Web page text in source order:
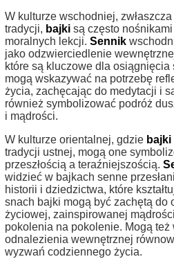
W kulturze wschodniej,
tradycji, bajki są często
moralnych lekcji. Sennik
jako odzwierciedlenie
które są kluczowe dla
mogą wskazywać na potrzebę
życia, zachęcając do medytacji i
również symbolizować podróż
i mądrości.
W kulturze orientalnej, gdzie bajki
tradycji ustnej, mogą one
przeszłością a teraźniejszością.
widzieć w bajkach senne
historii i dziedzictwa, które
snach bajki mogą być zachętą do
życiowej, zainspirowanej
pokolenia na pokolenie. Mogą
odnalezienia wewnętrznej
wyzwań codziennego życia.